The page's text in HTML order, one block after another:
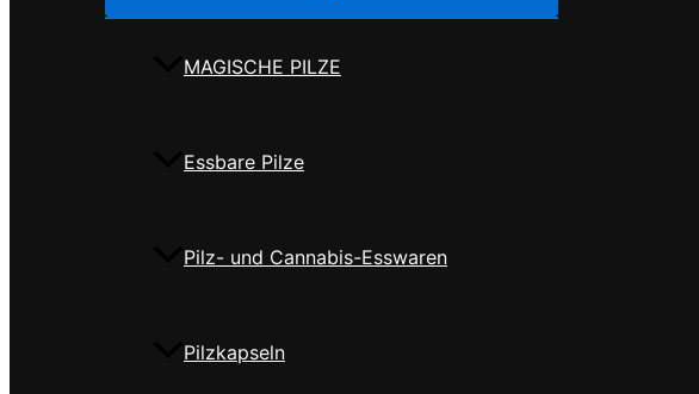
MAGISCHE PILZE
Essbare Pilze
Pilz- und Cannabis-Esswaren
Pilzkapseln